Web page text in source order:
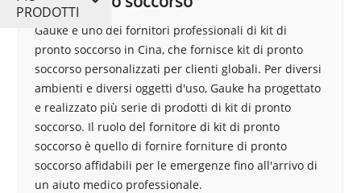
Gauke è uno dei fornitori professionali di kit di
pronto soccorso in Cina, che fornisce kit di pronto
soccorso personalizzati per clienti globali. Per diversi
ambienti e diversi oggetti d'uso, Gauke ha progettato
e realizzato più serie di prodotti di kit di pronto
soccorso. Il ruolo del fornitore di kit di pronto
soccorso è quello di fornire forniture di pronto
soccorso affidabili per le emergenze fino all'arrivo di
un aiuto medico professionale.
PRODOTTI